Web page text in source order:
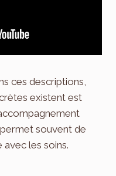
ces descriptions,
existent est
souvent de
les soins.